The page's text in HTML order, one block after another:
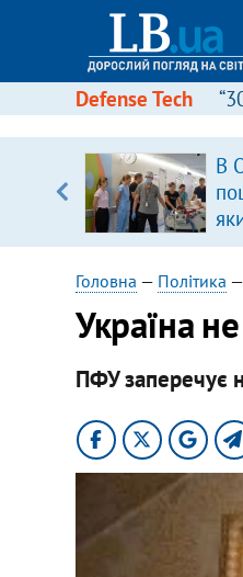
Defense Tech
донором
Головна — Політика —
Україна
ПФУ заперечує